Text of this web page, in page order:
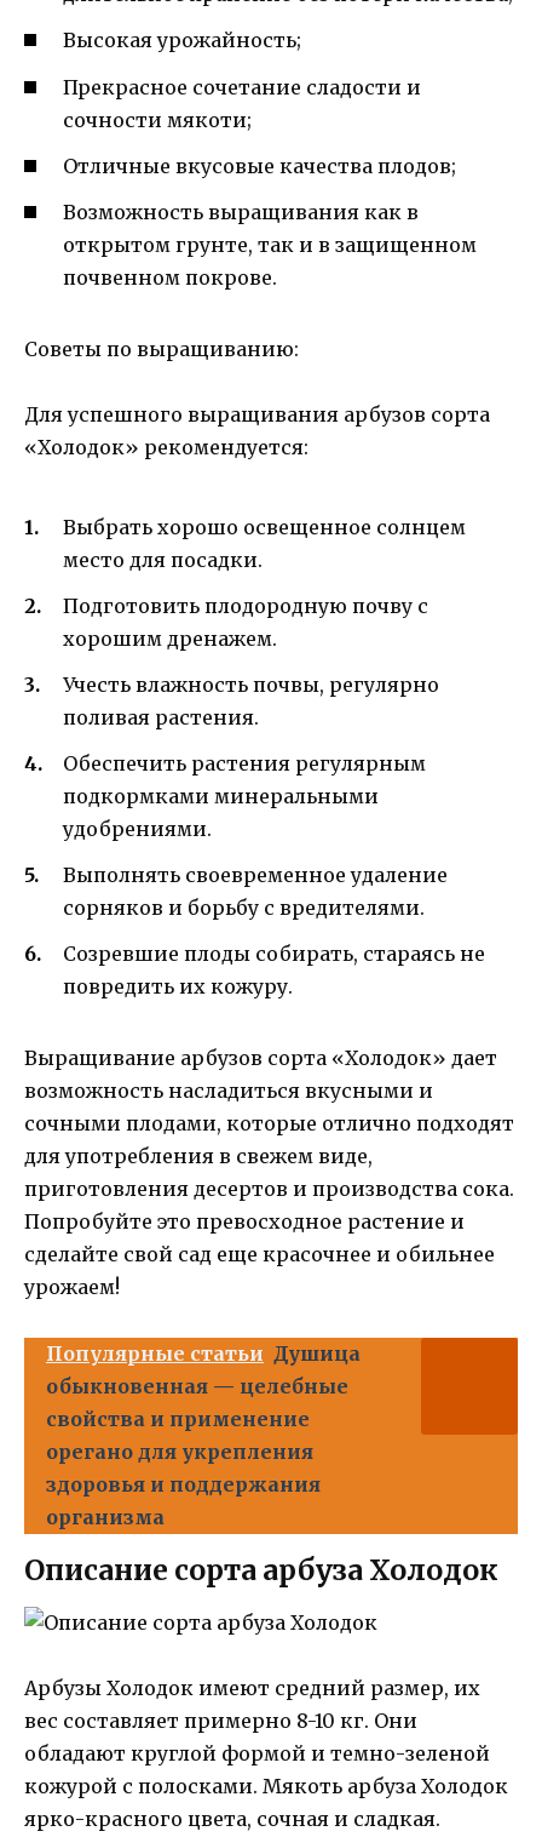
Высокая урожайность;
Прекрасное сочетание сладости и
сочности мякоти;
Отличные вкусовые качества плодов;
Возможность выращивания как в
открытом грунте, так и в защищенном
почвенном покрове.
Советы по выращиванию:
Для успешного выращивания арбузов сорта
«Холодок» рекомендуется:
Выбрать хорошо освещенное солнцем
место для посадки.
Подготовить плодородную почву с
хорошим дренажем.
Учесть влажность почвы, регулярно
поливая растения.
Обеспечить растения регулярным
подкормками минеральными
удобрениями.
Выполнять своевременное удаление
сорняков и борьбу с вредителями.
Созревшие плоды собирать, стараясь не
повредить их кожуру.
Выращивание арбузов сорта «Холодок» дает
возможность насладиться вкусными и
сочными плодами, которые отлично подходят
для употребления в свежем виде,
приготовления десертов и производства сока.
Попробуйте это превосходное растение и
сделайте свой сад еще красочнее и обильнее
урожаем!
Популярные статьи Душица
обыкновенная — целебные
свойства и применение
орегано для укрепления
здоровья и поддержания
организма
Описание сорта арбуза Холодок
Арбузы Холодок имеют средний размер, их
вес составляет примерно 8-10 кг. Они
обладают круглой формой и темно-зеленой
кожурой с полосками. Мякоть арбуза Холодок
ярко-красного цвета, сочная и сладкая.